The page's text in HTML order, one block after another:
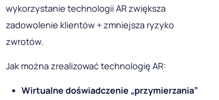
wykorzystanie technologii AR zwiększa
zadowolenie klientów + zmniejsza ryzyko
zwrotów.
Jak można zrealizować technologię AR:
Wirtualne doświadczenie „przymierzania”